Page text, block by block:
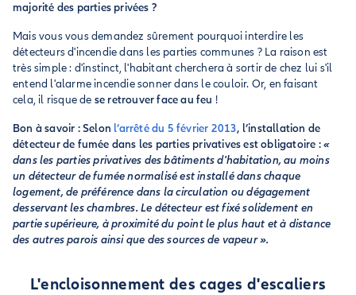
majorité des parties privées ?
Mais vous vous demandez sûrement pourquoi interdire les
détecteurs d'incendie dans les parties communes ? La raison est
très simple : d'instinct, l'habitant cherchera à sortir de chez lui s'il
entend l'alarme incendie sonner dans le couloir. Or, en faisant
cela, il risque de se retrouver face au feu !
Bon à savoir : Selon l’arrêté du 5 février 2013, l’installation de
détecteur de fumée dans les parties privatives est obligatoire :«
dans les parties privatives des bâtiments d'habitation, au moins
un détecteur de fumée normalisé est installé dans chaque
logement, de préférence dans la circulation ou dégagement
desservant les chambres. Le détecteur est fixé solidement en
partie supérieure, à proximité du point le plus haut et à distance
des autres parois ainsi que des sources de vapeur ».
L'encloisonnement des cages d'escaliers